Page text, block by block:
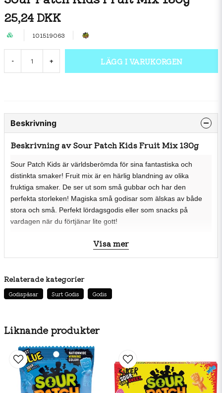
25,24 DKK
101519063
- + LÄGG I VARUKORGEN
Liknande produkter
Beskrivning
Beskrivning av Sour Patch Kids Fruit Mix 130g
Sour Patch Kids är världsberömda för sina fantastiska och
distinkta smaker! Fruit mix är en härlig blandning av olika
fruktiga smaker. De ser ut som små gubbar och har den
perfekta storleken! Magiska små godisar som älskas av både
stora och små. Perfekt lördagsgodis eller som snacks på
vardagen när du förtjänar lite gott!
[E296], färg [E163, E153, E100], äppeljuicekoncentrat,
surhetsreglerande medel [E333], aromer, palmolja.
sockerarter: 63g / Protein: 2,8g / Salt: 0,05g.
Visa mer
Relaterade kategorier
Godispåsar Surt Godis Godis